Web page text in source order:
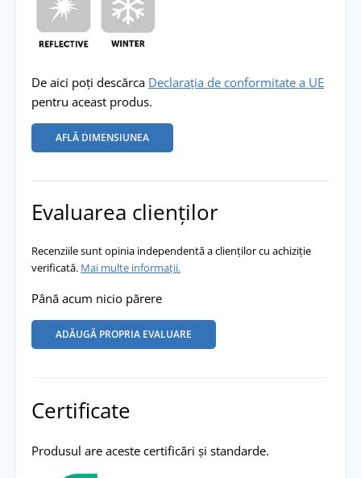
De aici poți descărca Declarația de conformitate a UE
pentru aceast produs.
AFLĂ DIMENSIUNEA
Evaluarea clienților
Recenziile sunt opinia independentă a clienților cu achiziție
verificată. Mai multe informații.
Până acum nicio părere
ADĂUGĂ PROPRIA EVALUARE
Certificate
Produsul are aceste certificări și standarde.